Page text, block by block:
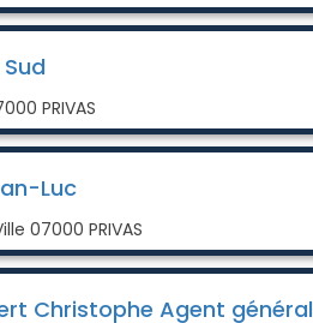
PRIVAS
Luc
07000 PRIVAS
Christophe Agent général